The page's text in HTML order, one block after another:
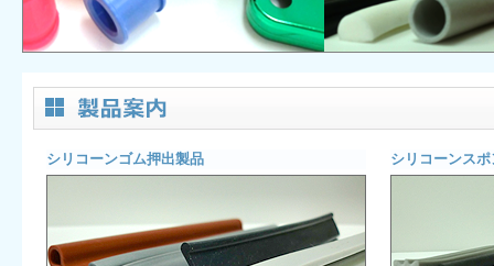
シリコーンゴム押出製品 シリコーンス